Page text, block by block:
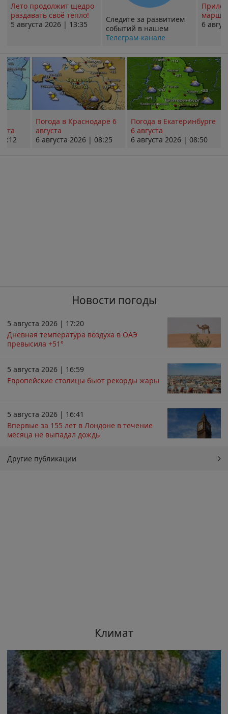
Лето продолжит щедро
раздавать своё тепло!
5 августа 2026 | 13:35
Следите за развитием
событий в нашем
Телеграм-канале
6
Погода в Краснодаре 6
августа
6 августа 2026 | 08:25
Погода в Екатеринбурге
6 августа
6 августа 2026 | 08:50
Новости погоды
5 августа 2026 | 17:20
Дневная температура воздуха в ОАЭ
превысила +51°
5 августа 2026 | 16:59
Европейские столицы бьют рекорды жары
5 августа 2026 | 16:41
Впервые за 155 лет в Лондоне в течение
месяца не выпадал дождь
Другие публикации
Климат